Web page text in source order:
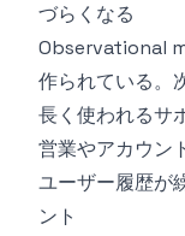
づらくなる
Observational
作られている。
長く使われるサ
営業やアカウン
ユーザー履歴が
ント